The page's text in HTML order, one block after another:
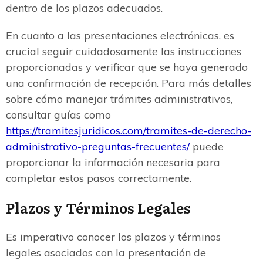
dentro de los plazos adecuados.
En cuanto a las presentaciones electrónicas, es
crucial seguir cuidadosamente las instrucciones
proporcionadas y verificar que se haya generado
una confirmación de recepción. Para más detalles
sobre cómo manejar trámites administrativos,
consultar guías como
https://tramitesjuridicos.com/tramites-de-derecho-
administrativo-preguntas-frecuentes/puede
proporcionar la información necesaria para
completar estos pasos correctamente.
Plazos y Términos Legales
Es imperativo conocer los plazos y términos
legales asociados con la presentación de